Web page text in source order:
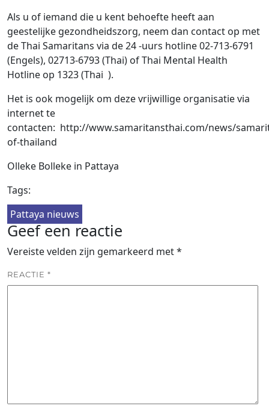
Als u of iemand die u kent behoefte heeft aan
geestelijke gezondheidszorg, neem dan contact op met
de Thai Samaritans via de 24 -uurs hotline 02-713-6791
(Engels), 02713-6793 (Thai) of Thai Mental Health
Hotline op 1323 (Thai ).
Het is ook mogelijk om deze vrijwillige organisatie via
internet te
contacten: http://www.samaritansthai.com/news/
of-thailand
Olleke Bolleke in Pattaya
Tags:
Pattaya nieuws
Geef een reactie
Vereiste velden zijn gemarkeerd met*
REACTIE *